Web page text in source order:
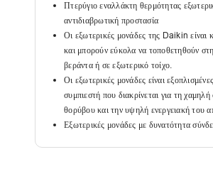
Πτερύγιο εναλλάκτη θερμότητας
αντιδιαβρωτική προστασία
Οι εξωτερικές μονάδες της Daikin είναι
και μπορούν εύκολα να τοποθετηθούν
βεράντα ή σε εξωτερικό τοίχο.
Οι εξωτερικές μονάδες είναι
συμπιεστή που διακρίνεται για τη
θορύβου και την υψηλή ενεργειακή του
Εξωτερικές μονάδες με δυνατότητα